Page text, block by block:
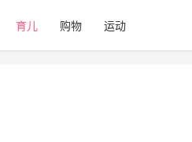
育儿 购物 运动